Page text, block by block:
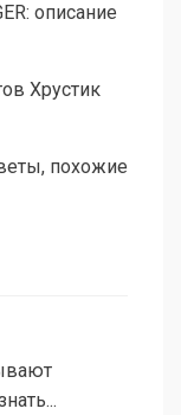
описание
Хрустик
похожие